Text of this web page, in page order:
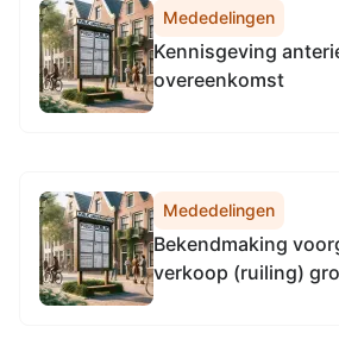
Mededelingen
Kennisgeving
overeenkomst
Mededelingen
Bekendmaking
verkoop (ruiling)